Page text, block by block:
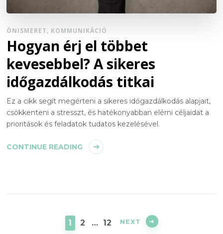
ÖNISMERET, KOMMUNIKÁCIÓ
Hogyan érj el többet
kevesebbel? A sikeres
időgazdálkodás titkai
Ez a cikk segít megérteni a sikeres időgazdálkodás alapjait,
csökkenteni a stresszt, és hatékonyabban elérni céljaidat a
prioritások és feladatok tudatos kezelésével.
CONTINUE READING
lapozásaPAGE
1 PAGE
2 … PAGE
12 NEXT